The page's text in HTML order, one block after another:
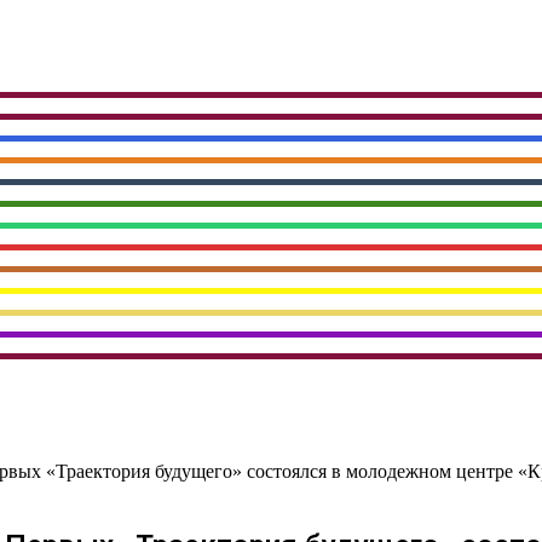
«Траектория будущего» состоялся в молодежном центре